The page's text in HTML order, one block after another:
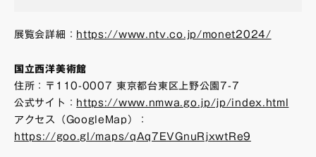
展覧会詳細： https://www.ntv.co.jp/monet2024/
国立西洋美術館
住所：〒110-0007 東京都台東区上野公園7-7
公式サイト： https://www.nmwa.go.jp/jp/index.html
アクセス（GoogleMap）：
https://goo.gl/maps/qAq7EVGnuRjxwtRe9